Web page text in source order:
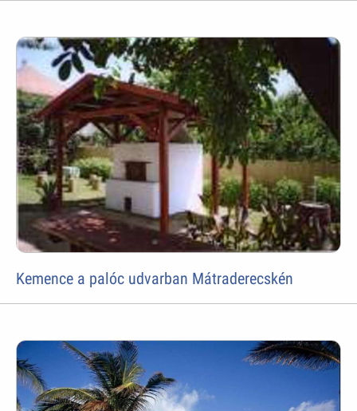
Kemence a palóc udvarban Mátraderecskén